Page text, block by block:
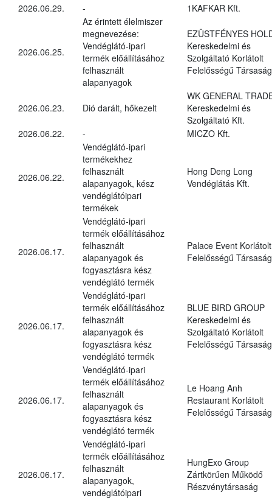
2026.06.29. - 1KAFKAR Kft.
2026.06.25.
Az érintett élelmiszer
megnevezése:
Vendéglátó-ipari
termék előállításához
felhasznált
alapanyagok
EZÜSTFÉNYES
Kereskedelmi és
Szolgáltató Korlátolt
Felelősségű Társaság
2026.06.23. Dió darált, hőkezelt
WK GENERAL
Kereskedelmi és
Szolgáltató Kft.
2026.06.22.
- MICZO Kft.
2026.06.22.
Vendéglátó-ipari
termékekhez
felhasznált
alapanyagok, kész
vendéglátóipari
termékek
Hong Deng Long
Vendéglátás Kft.
2026.06.17.
Vendéglátó-ipari
termék előállításához
felhasznált
alapanyagok és
fogyasztásra kész
vendéglátó termék
Palace Event Korlátolt
Felelősségű Társaság
2026.06.17.
Vendéglátó-ipari
termék előállításához
felhasznált
alapanyagok és
fogyasztásra kész
vendéglátó termék
BLUE BIRD GROUP
Kereskedelmi és
Szolgáltató Korlátolt
Felelősségű Társaság
2026.06.17.
Vendéglátó-ipari
termék előállításához
felhasznált
alapanyagok és
fogyasztásra kész
vendéglátó termék
Le Hoang Anh
Restaurant Korlátolt
Felelősségű Társaság
2026.06.17.
Vendéglátó-ipari
termék előállításához
felhasznált
alapanyagok,
vendéglátóipari
HungExo Group
Zártkörűen Működő
Részvénytársaság